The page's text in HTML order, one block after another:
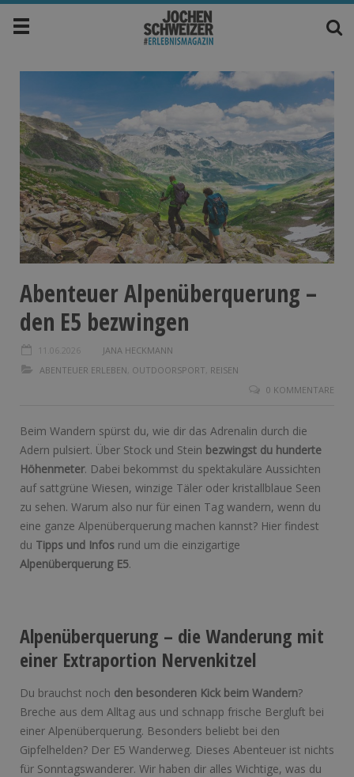
Abenteuer Alpenüberquerung –
den E5 bezwingen
11.06.2026
JANA HECKMANN
ABENTEUER ERLEBEN OUTDOORSPORT REISEN
0 KOMMENTARE
Beim Wandern spürst du, wie dir das Adrenalin durch die
Adern pulsiert. Über Stock und Stein bezwingst du hunderte
Höhenmeter. Dabei bekommst du spektakuläre Aussichten
auf sattgrüne Wiesen, winzige Täler oder kristallblaue Seen
zu sehen. Warum also nur für einen Tag wandern, wenn du
eine ganze Alpenüberquerung machen kannst? Hier findest
du Tipps und Infos rund um die einzigartige
Alpenüberquerung E5.
Alpenüberquerung – die Wanderung mit
einer Extraportion Nervenkitzel
Du brauchst noch den besonderen Kick beim Wandern?
Breche aus dem Alltag aus und schnapp frische Bergluft bei
einer Alpenüberquerung. Besonders beliebt bei den
Gipfelhelden? Der E5 Wanderweg. Dieses Abenteuer ist nichts
für Sonntagswanderer. Wir haben dir alles Wichtige, was du